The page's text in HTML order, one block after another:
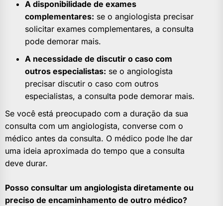
A disponibilidade de exames
complementares: se o angiologista precisar
solicitar exames complementares, a consulta
pode demorar mais.
A necessidade de discutir o caso com
outros especialistas: se o angiologista
precisar discutir o caso com outros
especialistas, a consulta pode demorar mais.
Se você está preocupado com a duração da sua
consulta com um angiologista, converse com o
médico antes da consulta. O médico pode lhe dar
uma ideia aproximada do tempo que a consulta
deve durar.
Posso consultar um angiologista diretamente ou
preciso de encaminhamento de outro médico?